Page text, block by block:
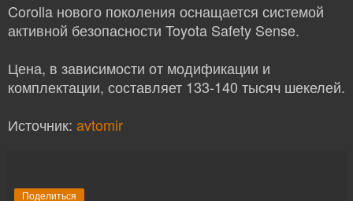
Corolla нового поколения оснащается системой
активной безопасности Toyota Safety Sense.
Цена, в зависимости от модификации и
комплектации, составляет 133-140 тысяч шекелей.
Источник: avtomir
Поделиться